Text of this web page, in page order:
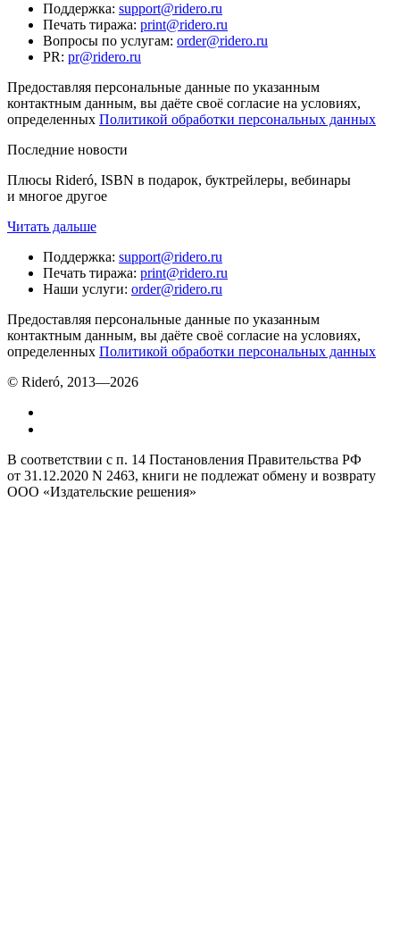
Поддержка: support@ridero.ru
Печать тиража: print@ridero.ru
Вопросы по услугам: order@ridero.ru
PR: pr@ridero.ru
Предоставляя персональные данные по указанным
контактным данным, вы даёте своё согласие на условиях,
определенных Политикой обработки персональных данных
Последние новости
Плюсы Rideró, ISBN в подарок, буктрейлеры, вебинары
и многое другое
Читать дальше
Поддержка: support@ridero.ru
Печать тиража: print@ridero.ru
Наши услуги: order@ridero.ru
Предоставляя персональные данные по указанным
контактным данным, вы даёте своё согласие на условиях,
определенных Политикой обработки персональных данных
© Rideró, 2013—2026
В соответствии с п. 14 Постановления Правительства РФ
от 31.12.2020 N 2463, книги не подлежат обмену и возврату
ООО «Издательские решения»